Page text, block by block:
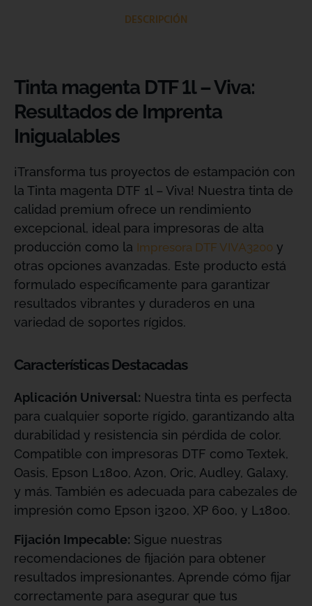
DESCRIPCIÓN
Tinta magenta DTF 1l – Viva:
Resultados de Imprenta
Inigualables
¡Transforma tus proyectos de estampación con
la Tinta magenta DTF 1l – Viva! Nuestra tinta de
calidad premium ofrece un rendimiento
excepcional, ideal para impresoras de alta
producción como la Impresora DTF VIVA3200 y
otras opciones avanzadas. Este producto está
formulado específicamente para garantizar
resultados vibrantes y duraderos en una
variedad de soportes rígidos.
Características Destacadas
Aplicación Universal: Nuestra tinta es perfecta
para cualquier soporte rígido, garantizando alta
durabilidad y resistencia sin pérdida de color.
Compatible con impresoras DTF como Textek,
Oasis, Epson L1800, Azon, Oric, Audley, Galaxy,
y más. También es adecuada para cabezales de
impresión como Epson i3200, XP 600, y L1800.
Fijación Impecable: Sigue nuestras
recomendaciones de fijación para obtener
resultados impresionantes. Aprende cómo fijar
correctamente para asegurar que tus